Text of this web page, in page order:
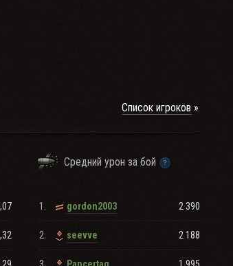
Список игроков
Средний урон за бой
1. gordon2003 2 390
2. seevve 2 188